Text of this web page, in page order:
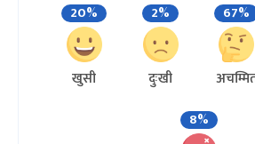
20%
खुसी
2%
दुःखी
67%
8%